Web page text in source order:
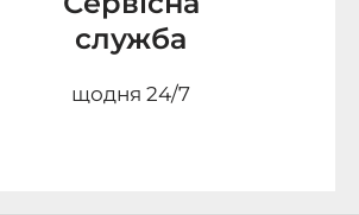
служба
щодня 24/7